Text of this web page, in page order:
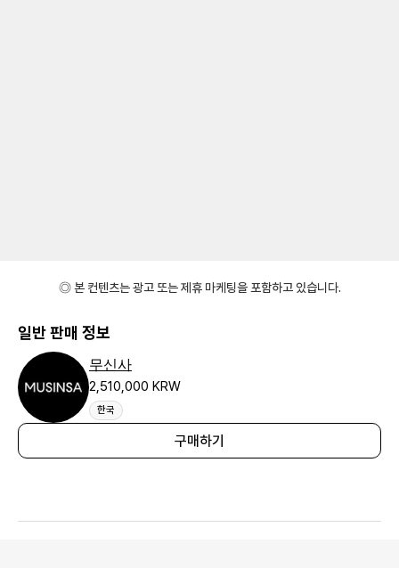
◎ 본 컨텐츠는 광고 또는 제휴 마케팅을 포함하고 있습니다.
일반 판매 정보
무신사
2,510,000 KRW
한국
구매하기